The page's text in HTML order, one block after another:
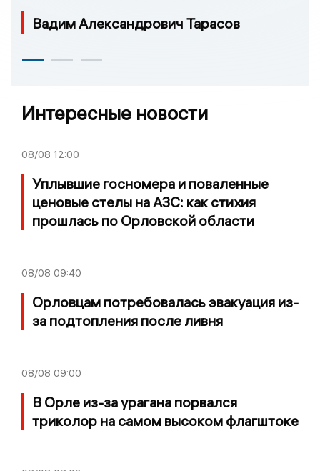
Вадим Александрович Тарасов
Интересные новости
08/08 12:00
Уплывшие госномера и поваленные
ценовые стелы на АЗС: как стихия
прошлась по Орловской области
08/08 09:40
Орловцам потребовалась эвакуация из-
за подтопления после ливня
08/08 09:00
В Орле из-за урагана порвался
триколор на самом высоком флагштоке